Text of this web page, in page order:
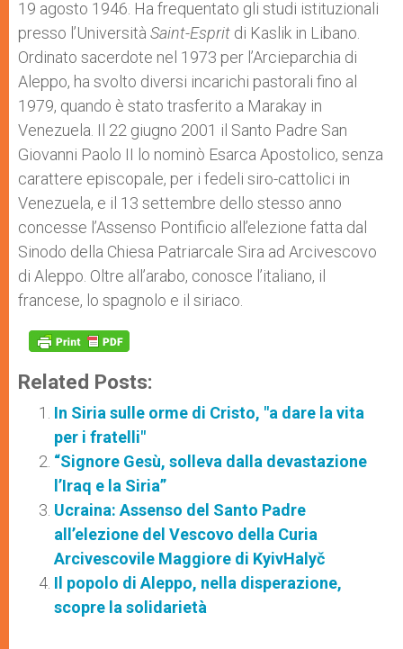
19 agosto 1946. Ha frequentato gli studi istituzionali
presso l’Università Saint-Esprit di Kaslik in Libano.
Ordinato sacerdote nel 1973 per l’Arcieparchia di
Aleppo, ha svolto diversi incarichi pastorali fino al
1979, quando è stato trasferito a Marakay in
Venezuela. Il 22 giugno 2001 il Santo Padre San
Giovanni Paolo II lo nominò Esarca Apostolico, senza
carattere episcopale, per i fedeli siro-cattolici in
Venezuela, e il 13 settembre dello stesso anno
concesse l’Assenso Pontificio all’elezione fatta dal
Sinodo della Chiesa Patriarcale Sira ad Arcivescovo
di Aleppo. Oltre all’arabo, conosce l’italiano, il
francese, lo spagnolo e il siriaco.
Related Posts:
In Siria sulle orme di Cristo, "a dare la vita
per i fratelli"
“Signore Gesù, solleva dalla devastazione
l’Iraq e la Siria”
Ucraina: Assenso del Santo Padre
all’elezione del Vescovo della Curia
Arcivescovile Maggiore di KyivHalyč
Il popolo di Aleppo, nella disperazione,
scopre la solidarietà